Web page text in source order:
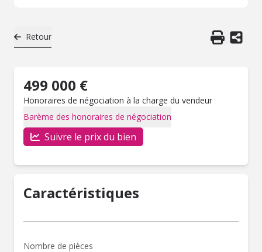
Retour
499 000 €
Honoraires de négociation à la charge du vendeur
Barème des honoraires de négociation
Suivre le prix du bien
Caractéristiques
Nombre de pièces